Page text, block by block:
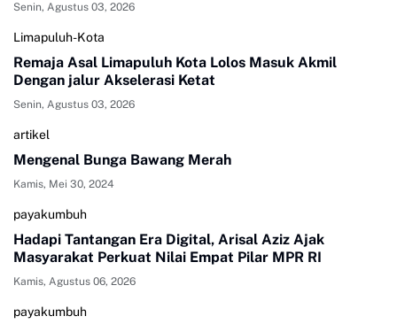
Senin, Agustus 03, 2026
Limapuluh-Kota
Remaja Asal Limapuluh Kota Lolos Masuk Akmil
Dengan jalur Akselerasi Ketat
Senin, Agustus 03, 2026
artikel
Mengenal Bunga Bawang Merah
Kamis, Mei 30, 2024
payakumbuh
Hadapi Tantangan Era Digital, Arisal Aziz Ajak
Masyarakat Perkuat Nilai Empat Pilar MPR RI
Kamis, Agustus 06, 2026
payakumbuh